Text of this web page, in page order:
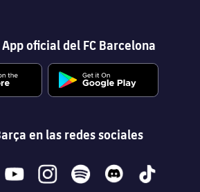
oficial del FC Barcelona
en las redes sociales
youtubeinstagramspotify discord tiktok